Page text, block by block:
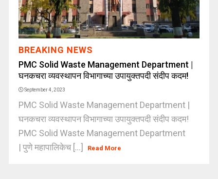
BREAKING NEWS
PMC Solid Waste Management Department |
घनकचरा व्यवस्थापन विभागाच्या उपायुक्तपदी संदीप कदम!
September 4, 2023
PMC Solid Waste Management Department |
घनकचरा व्यवस्थापन विभागाच्या उपायुक्तपदी संदीप कदम!
PMC Solid Waste Management Department
| पुणे महापालिकेच [...]
Read More